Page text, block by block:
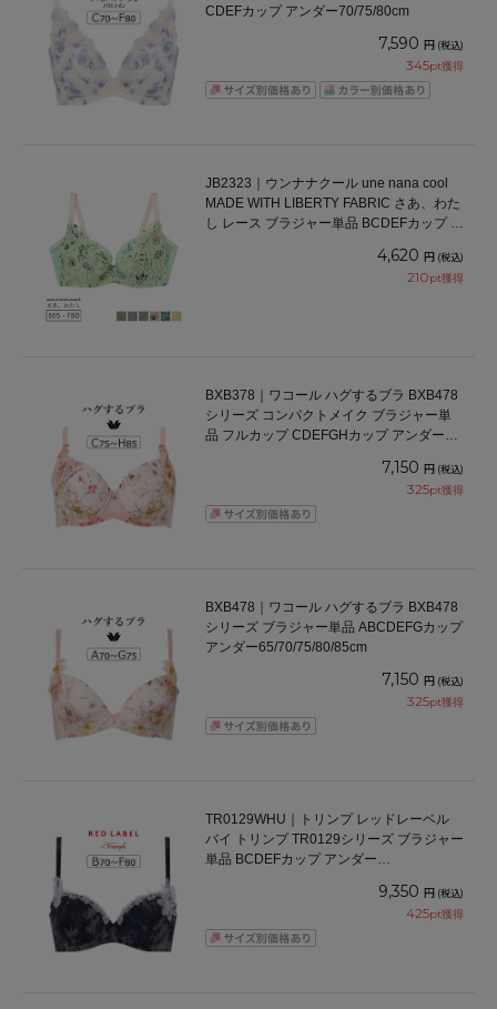
CDEFカップ アンダー70/75/80cm
7,590 円 (税込)
345pt獲得
JB2323｜ウンナナクール une nana cool
MADE WITH LIBERTY FABRIC さあ、わた
し レース ブラジャー単品 BCDEFカップ ア
4,620 円 (税込)
210pt獲得
BXB378｜ワコール ハグするブラ BXB478
シリーズ コンパクトメイク ブラジャー単
品 フルカップ CDEFGHカップ アンダー
7,150 円 (税込)
325pt獲得
BXB478｜ワコール ハグするブラ BXB478
シリーズ ブラジャー単品 ABCDEFGカップ
アンダー65/70/75/80/85cm
7,150 円 (税込)
325pt獲得
TR0129WHU｜トリンプ レッドレーベル
バイ トリンプ TR0129シリーズ ブラジャー
単品 BCDEFカップ アンダー
9,350 円 (税込)
425pt獲得